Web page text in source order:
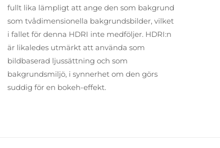
fullt lika lämpligt att ange den som bakgrund
som tvådimensionella bakgrundsbilder, vilket
i fallet för denna HDRI inte medföljer. HDRI:n
är likaledes utmärkt att använda som
bildbaserad ljussättning och som
bakgrundsmiljö, i synnerhet om den görs
suddig för en bokeh-effekt.